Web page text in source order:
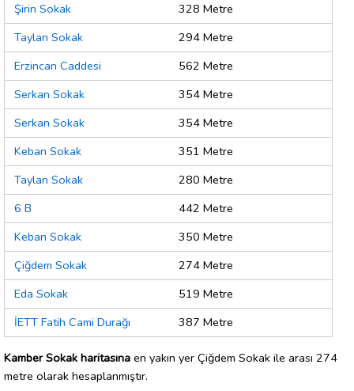
Şirin Sokak
328 Metre
Taylan Sokak
294 Metre
Erzincan Caddesi
562 Metre
Serkan Sokak
354 Metre
Serkan Sokak
354 Metre
Keban Sokak
351 Metre
Taylan Sokak
280 Metre
6 B
442 Metre
Keban Sokak
350 Metre
Çiğdem Sokak
274 Metre
Eda Sokak
519 Metre
İETT Fatih Cami Durağı
387 Metre
Kamber Sokak haritasına en yakın yer Çiğdem Sokak ile arası 274
metre olarak hesaplanmıştır.